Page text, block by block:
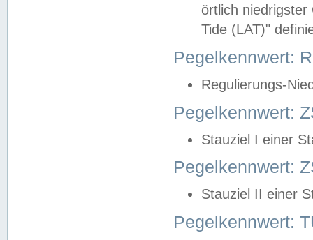
örtlich
Tide (LAT)"
Pegelkennwert:
Regulierungs-
Pegelkennwert:
Stauziel I einer
Pegelkennwert:
Stauziel II einer
Pegelkennwert: